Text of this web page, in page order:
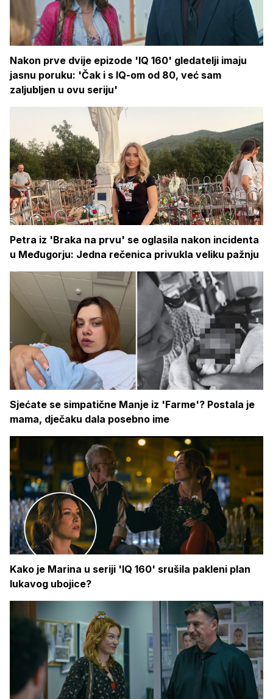
Nakon prve dvije epizode 'IQ 160' gledatelji imaju
jasnu poruku: 'Čak i s IQ-om od 80, već sam
zaljubljen u ovu seriju'
Petra iz 'Braka na prvu' se oglasila nakon incidenta
u Međugorju: Jedna rečenica privukla veliku pažnju
Sjećate se simpatične Manje iz 'Farme'? Postala je
mama, dječaku dala posebno ime
Kako je Marina u seriji 'IQ 160' srušila pakleni plan
lukavog ubojice?